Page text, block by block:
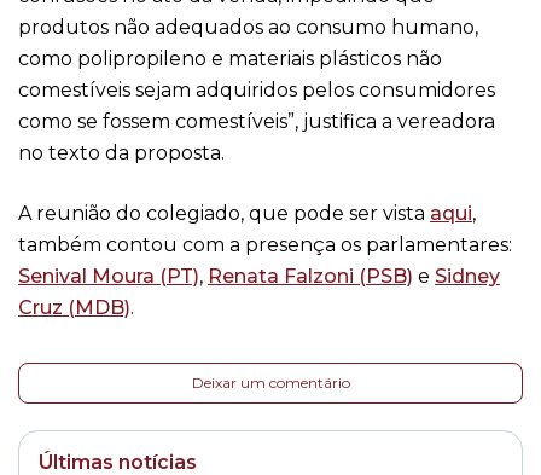
produtos não adequados ao consumo humano,
como polipropileno e materiais plásticos não
comestíveis sejam adquiridos pelos consumidores
como se fossem comestíveis”, justifica a vereadora
no texto da proposta.
A reunião do colegiado, que pode ser vista aqui,
também contou com a presença os parlamentares:
Senival Moura (PT), Renata Falzoni (PSB) e Sidney
Cruz (MDB).
Deixar um comentário
Últimas notícias